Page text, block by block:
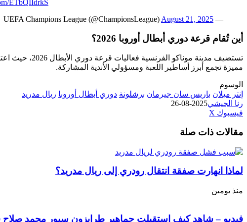
ETbQIIdrkS
— UEFA Champions League (@ChampionsLeague)
August 21, 2025
أين تُقام قرعة دوري أبطال أوروبا 2026؟
تستضيف مدينة موناكو الفرنسية فعاليات قرعة دوري الأبطال 2026، حيث اعتاد
مميزة تجمع أبرز أساطير اللعبة ومسؤولي الأندية المشاركة.
الوسوم
إنتر ميلان باريس سان جيرمان برشلونة دوري أبطال أوروبا ريال مدريد
رنا الجيشي2025-08-26
فيسبوك ‫X
البريد
مقالات ذات صلة
لماذا انهارت صفقة انتقال رودري إلى ريال مدريد؟
منذ يومين
فيديو – شاهد كيف استقبلت جماهير طرابزون سبور محمد صلاح